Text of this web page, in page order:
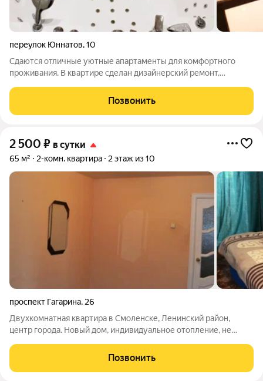
переулок Юннатов,10
Сдаются отличные уютные апартаменты для комфортного
проживания. В квартире сделан дизайнерский ремонт,
необходимое, фен, утюг, кабельное TV, скоростной интернет
WI-FI, стиральная машинка
Позвонить
2 500 ₽ в сутки
65 м² 2-комн. квартира 2 этаж из 10
проспект Гагарина, 26
Двухкомнатная квартира в Смоленске, Ленинский район,
центр города. Новый дом, индивидуальное отопление, не
которая застеклена. санузел раздельный, пластиковые окна.
Расчётный час 12.00 дня.
Позвонить